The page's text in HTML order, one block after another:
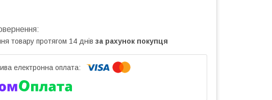
товару протягом 14 днів за рахунок покупця